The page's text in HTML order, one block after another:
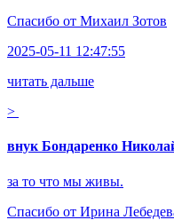
Спасибо от Михаил Зотов
2025-05-11 12:47:55
читать дальше
>
внук Бондаренко
за то что мы живы.
Спасибо от Ирина